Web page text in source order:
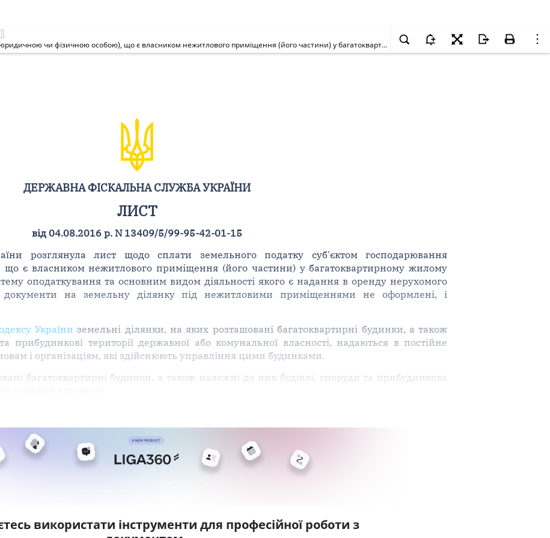
Щодо сплати земельного податку суб'єктом господарювання (юридичною чи фізичною особою), що є власником нежитлового приміщення (його частини) у багатоквартирному жилому будинку, який обрав спрощену систему оподаткування та основним видом діяльності якого є надання в оренду нерухомого майна, якщо правовстановлюючі документи на земельну ділянку під нежитловими приміщеннями не оформлені
ДЕРЖАВНА ФІСКАЛЬНА СЛУЖБА УКРАЇНИ
ЛИСТ
від 04.08.2016 р. N 13409/5/99-95-42-01-15
розглянула лист щодо сплати земельного податку суб'єктом господарювання
є власником нежитлового приміщення (його частини) у багатоквартирному жилому
оподаткування та основним видом діяльності якого є надання в оренду нерухомого
на земельну ділянку під нежитловими приміщеннями не оформлені, і
України земельні ділянки, на яких розташовані багатоквартирні будинки, а також
прибудинкові території державної або комунальної власності, надаються в постійне
і організаціям, які здійснюють управління цими будинками.
багатоквартирні будинки, а також належні до них будівлі, споруди та прибудинкова
використати інструменти для професійної роботи з